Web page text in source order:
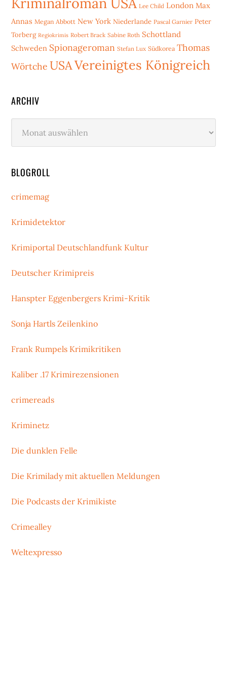
Lee Child London Max
Annas Megan Abbott New York Niederlande Pascal Garnier Peter
Torberg Regiokrimis Robert Brack Sabine Roth Schottland
Schweden Spionageroman Stefan Lux Südkorea Thomas
Wörtche USAVereinigtes Königreich
ARCHIV
BLOGROLL
crimemag
Krimidetektor
Krimiportal Deutschlandfunk Kultur
Deutscher Krimipreis
Hanspter Eggenbergers Krimi-Kritik
Sonja Hartls Zeilenkino
Frank Rumpels Krimikritiken
Kaliber .17 Krimirezensionen
crimereads
Kriminetz
Die dunklen Felle
Die Krimilady mit aktuellen Meldungen
Die Podcasts der Krimikiste
Crimealley
Weltexpresso